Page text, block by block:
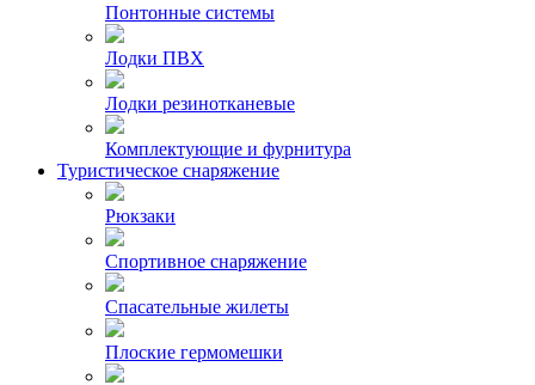
Понтонные системы
Лодки ПВХ
Лодки резинотканевые
Комплектующие и фурнитура
Туристическое снаряжение
Рюкзаки
Спортивное снаряжение
Спасательные жилеты
Плоские гермомешки